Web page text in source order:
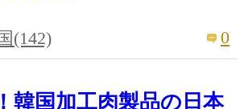
(142) 0
韓国加工肉製品の日本